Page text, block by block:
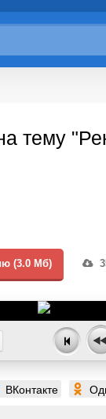
тему
(3.0 Мб)
ВКонтакте